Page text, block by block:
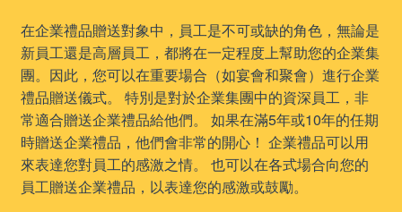
在企業禮品贈送對象中，員工是不可或缺的角色，無論是
新員工還是高層員工，都將在一定程度上幫助您的企業集
團。因此，您可以在重要場合（如宴會和聚會）進行企業
禮品贈送儀式。 特別是對於企業集團中的資深員工，非
常適合贈送企業禮品給他們。 如果在滿5年或10年的任期
時贈送企業禮品，他們會非常的開心！ 企業禮品可以用
來表達您對員工的感激之情。 也可以在各式場合向您的
員工贈送企業禮品，以表達您的感激或鼓勵。